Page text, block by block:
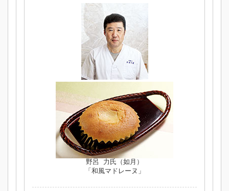
野呂 力氏（如月）
「和風マドレーヌ」